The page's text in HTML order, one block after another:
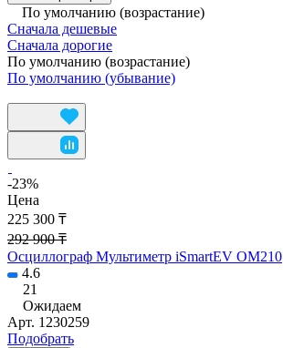
По умолчанию (возрастание)
Сначала дешевые
Сначала дорогие
По умолчанию (возрастание)
По умолчанию (убывание)
-23%
Цена
225 300 ₸
292 900 ₸
Осциллограф Мультиметр iSmartEV OM210
4.6
21
Ожидаем
Арт. 1230259
Подобрать